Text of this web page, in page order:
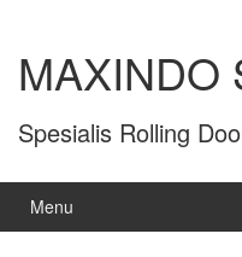
MAXINDO
Spesialis Rolling
Menu